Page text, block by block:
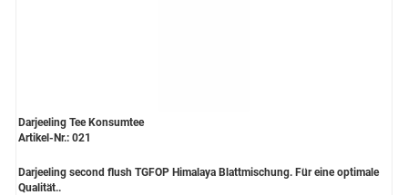
Darjeeling Tee Konsumtee
Artikel-Nr.: 021
Darjeeling second flush TGFOP Himalaya Blattmischung. Für eine optimale
Qualität..